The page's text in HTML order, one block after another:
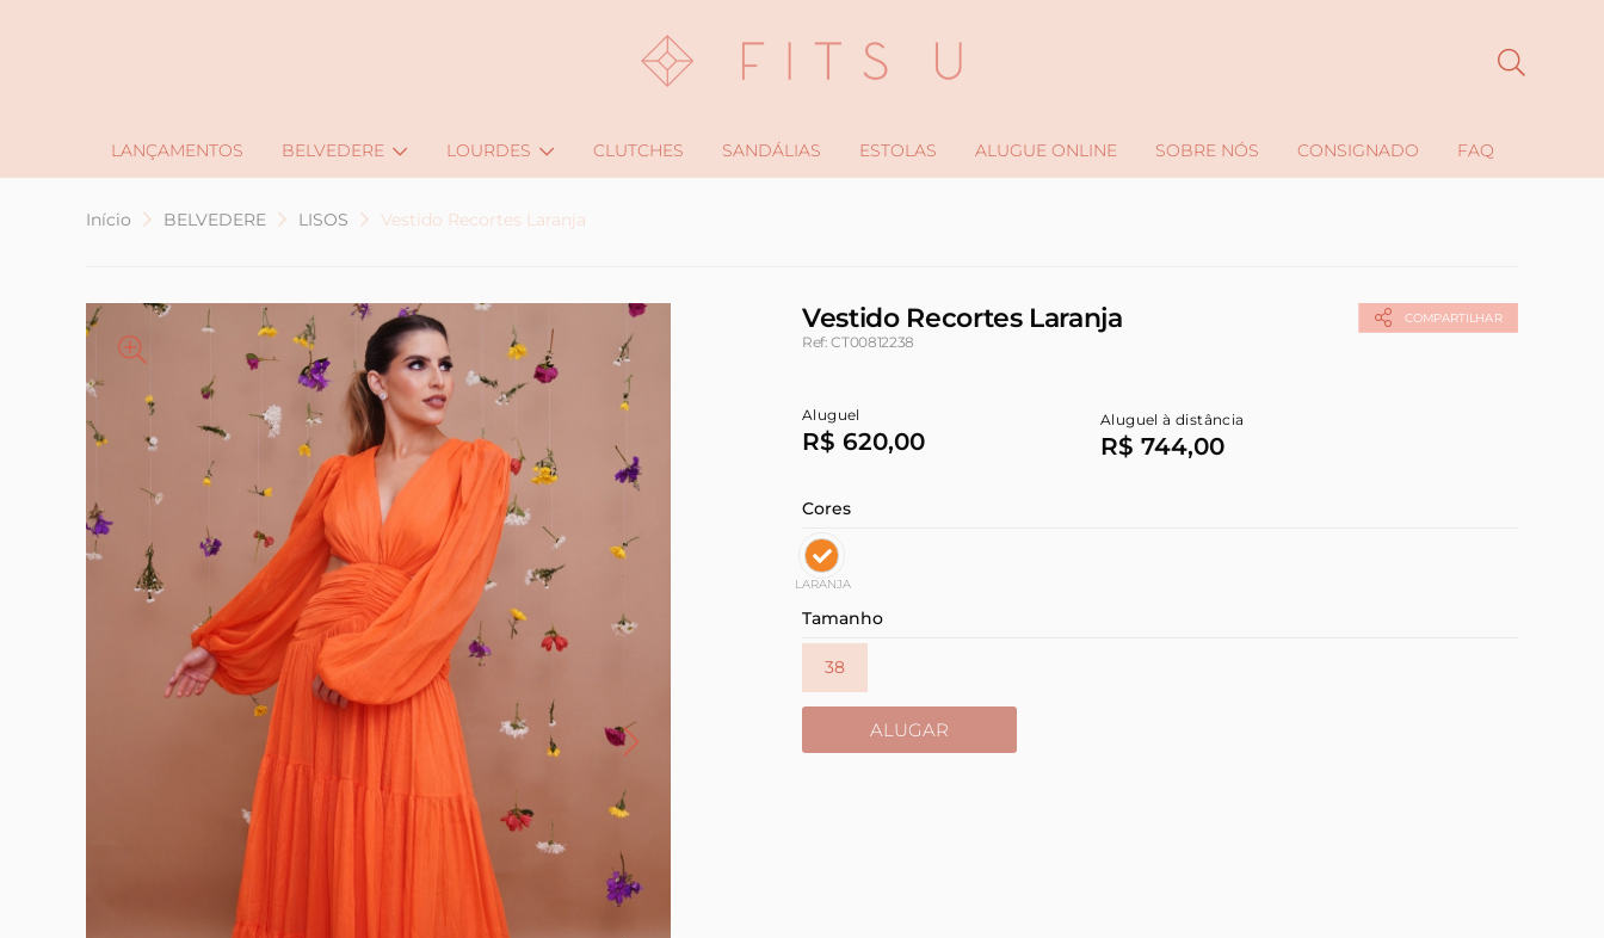
LANÇAMENTOS
BELVEDERE LOURDES CLUTCHES SANDÁLIAS ESTOLAS ALUGUE ONLINE SOBRE NÓS CONSIGNADO FAQ
Início BELVEDERE LISOS Vestido Recortes Laranja
COMPARTILHAR
Vestido Recortes Laranja
Ref: CT00812238
Aluguel
R$ 620,00
Aluguel à distância
R$ 744,00
Cores
LARANJA
Tamanho
38
ALUGAR